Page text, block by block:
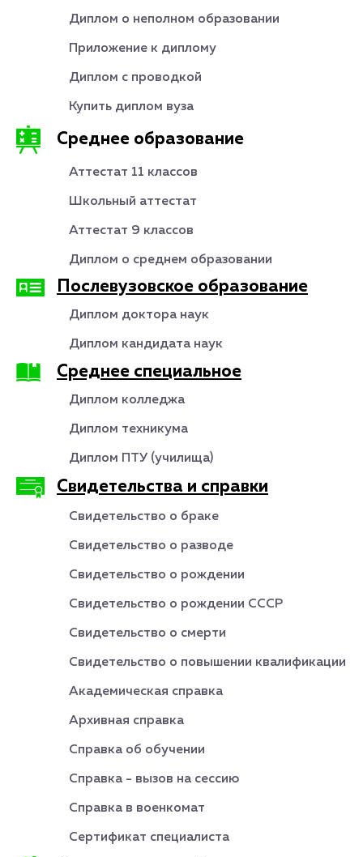
Диплом о неполном образовании
Приложение к диплому
Диплом с проводкой
Купить диплом вуза
Среднее образование
Аттестат 11 классов
Школьный аттестат
Аттестат 9 классов
Диплом о среднем образовании
Послевузовское образование
Диплом доктора наук
Диплом кандидата наук
Среднее специальное
Диплом колледжа
Диплом техникума
Диплом ПТУ (училища)
Свидетельства и справки
Свидетельство о браке
Свидетельство о разводе
Свидетельство о рождении
Свидетельство о рождении СССР
Свидетельство о смерти
Свидетельство о повышении квалификации
Академическая справка
Архивная справка
Справка об обучении
Справка - вызов на сессию
Справка в военкомат
Сертификат специалиста